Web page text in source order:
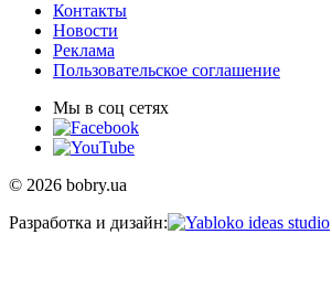
Контакты
Новости
Реклама
Пользовательское соглашение
Мы в соц сетях
© 2026 bobry.ua
Разработка и дизайн: